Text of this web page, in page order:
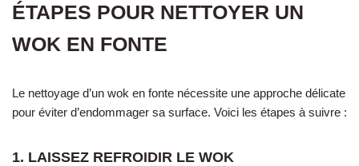
ÉTAPES POUR NETTOYER UN
WOK EN FONTE
Le nettoyage d’un wok en fonte nécessite une approche délicate
pour éviter d’endommager sa surface. Voici les étapes à suivre :
1. LAISSEZ REFROIDIR LE WOK